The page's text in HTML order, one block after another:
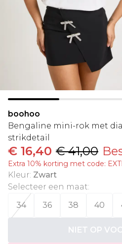
boohoo
Bengaline mini-rok met
strikdetail
€ 16,40 € 41,00
Extra 10% korting met code:
Kleur: Zwart
Selecteer een maat:
34
36 38 40
NIET OP